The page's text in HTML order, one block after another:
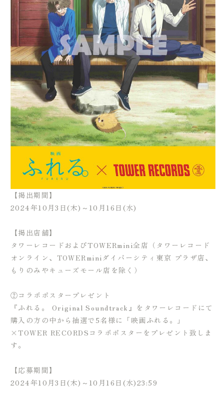
【掲出期間】
2024年10月3日(木)～10月16日(水)
【掲出店舗】
タワーレコードおよびTOWERmini全店（タワーレコード
オンライン、TOWERminiダイバーシティ東京 プラザ店、
もりのみやキューズモール店を除く）
②コラボポスタープレゼント
『ふれる。 Original Soundtrack』をタワーレコードにて
購入の方の中から抽選で5名様に「映画ふれる。」
×TOWER RECORDSコラボポスターをプレゼント致しま
す。
【応募期間】
2024年10月3日(木)～10月16日(水)23:59